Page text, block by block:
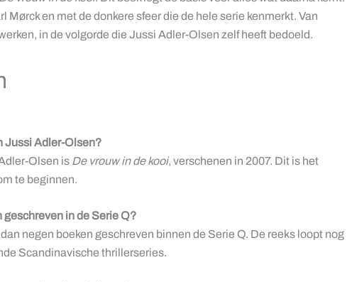
Mørck en met de donkere sfeer die de hele serie kenmerkt. Van
in de volgorde die Jussi Adler-Olsen zelf heeft bedoeld.
Jussi Adler-Olsen?
Olsen is De vrouw in de kooi, verschenen in 2007. Dit is het
te beginnen.
in de Serie Q?
negen boeken geschreven binnen de Serie Q. De reeks loopt nog
Scandinavische thrillerseries.